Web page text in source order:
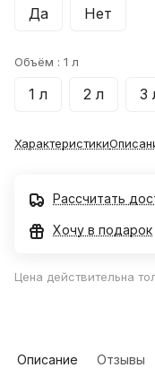
Да Нет
Объём : 1 л
1 л 2 л 3
Характеристики
Рассчитать
Хочу в подарок
Цена действительна
Описание Отзывы